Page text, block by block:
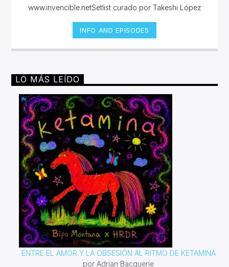
www.invencible.netSetlist curado por Takeshi López
INFO AND EPISODES
LO MÁS LEÍDO
ENTRE EL AMOR Y LA OBSESIÓN AL RITMO DE KETAMINA
por Adrian Bacquerie